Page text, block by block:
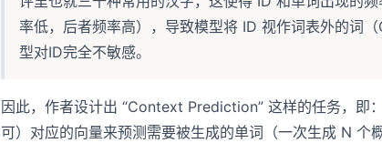
率低，后者频率高），导致模型将 ID 视作词表外的词
型对ID完全不敏感。
因此，作者设计出 “Context Prediction” 这样的任务，即
可）对应的向量来预测需要被生成的单词（一次生成 N 个